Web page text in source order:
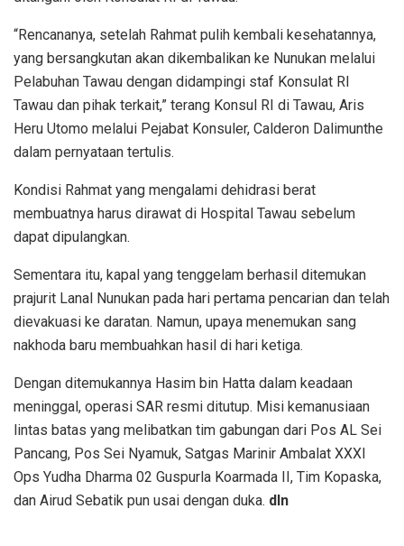
“Rencananya, setelah Rahmat pulih kembali kesehatannya,
yang bersangkutan akan dikembalikan ke Nunukan melalui
Pelabuhan Tawau dengan didampingi staf Konsulat RI
Tawau dan pihak terkait,” terang Konsul RI di Tawau, Aris
Heru Utomo melalui Pejabat Konsuler, Calderon Dalimunthe
dalam pernyataan tertulis.
Kondisi Rahmat yang mengalami dehidrasi berat
membuatnya harus dirawat di Hospital Tawau sebelum
dapat dipulangkan.
Sementara itu, kapal yang tenggelam berhasil ditemukan
prajurit Lanal Nunukan pada hari pertama pencarian dan telah
dievakuasi ke daratan. Namun, upaya menemukan sang
nakhoda baru membuahkan hasil di hari ketiga.
Dengan ditemukannya Hasim bin Hatta dalam keadaan
meninggal, operasi SAR resmi ditutup. Misi kemanusiaan
lintas batas yang melibatkan tim gabungan dari Pos AL Sei
Pancang, Pos Sei Nyamuk, Satgas Marinir Ambalat XXXI
Ops Yudha Dharma 02 Guspurla Koarmada II, Tim Kopaska,
dan Airud Sebatik pun usai dengan duka. dln